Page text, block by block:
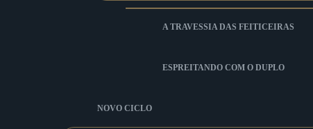
A TRAVESSIA DAS FEITICEIRAS
ESPREITANDO COM O DUPLO
NOVO CICLO